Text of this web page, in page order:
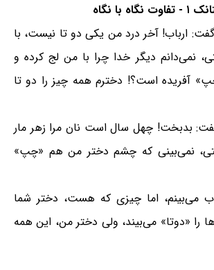
نگاه با نگاه
ارباب! آخر درد من یکی دو تا نیست، با
نمی‌دانم دیگر خدا چرا با من لج کرده و
آفریده است؟! دخترم همه چیز را دو تا
بدبخت! چهل سال است نان مرا زهر مار
نمی‌بینی که چشم دختر من هم «چپ»
می‌بینم، اما چیزی که هست، دختر شما
«دوتا» می‌بیند، ولی دختر من، این همه